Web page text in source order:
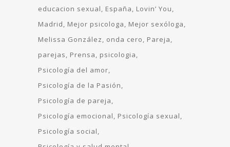
educacion sexual
España
Lovin’ You
Madrid
Mejor psicologa
Mejor sexóloga
Melissa González
onda cero
Pareja
parejas
Prensa
psicologia
Psicología del amor
Psicología de la Pasión
Psicología de pareja
Psicología emocional
Psicología sexual
Psicología social